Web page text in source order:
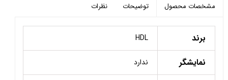
مشخصات محصول توضیحات نظرات
برند HDL
نمایشگر ندارد